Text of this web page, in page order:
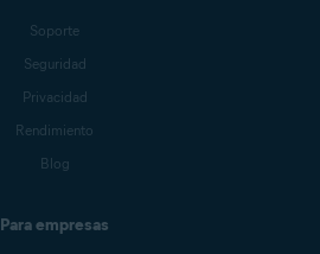
Soporte
Seguridad
Privacidad
Rendimiento
Blog
Para empresas